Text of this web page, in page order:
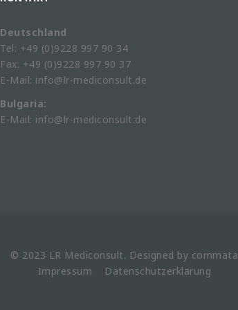
Deutschland
Tel: +49 (0)9228 997 90 34
Fax: +49 (0)9228 997 90 37
E-Mail: info@lr-mediconsult.de
Bulgaria:
E-Mail: info@lr-mediconsult.de
© 2023 LR Mediconsult. Designed by commata
Impressum
Datenschutzerklärung